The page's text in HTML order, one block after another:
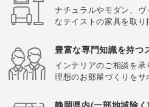
ナチュラルやモダン、ヴ
なテイストの家具を取り
豊富な専門知識を持つ
インテリアのご相談を承
理想のお部屋づくりをサ
静岡県内(一部地域除